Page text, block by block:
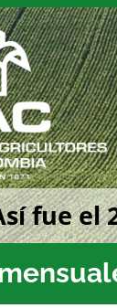
fue el